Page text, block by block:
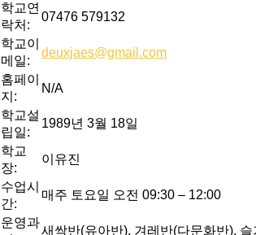
학교연
락처:
07476 579132
학교이
메일:
deuxjaes@gmail.com
홈페이
지:
N/A
학교설
립일:
1989년 3월 18일
학교
장:
이유진
수업시
간:
매주 토요일 오전 09:30 – 12:00
운영과
새싹반(유아반), 겨레반(다문화반),